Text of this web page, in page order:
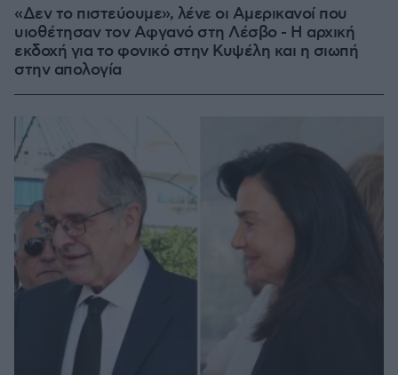
«Δεν το πιστεύουμε», λένε οι Αμερικανοί που
υιοθέτησαν τον Αφγανό στη Λέσβο - Η αρχική
εκδοχή για το φονικό στην Κυψέλη και η σιωπή
στην απολογία